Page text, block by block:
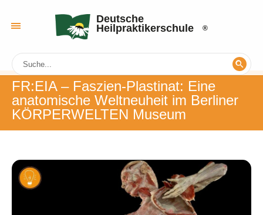
Deutsche
Heilpraktikerschule
FR:EIA – Faszien-Plastinat: Eine
anatomische Weltneuheit im Berliner
KÖRPERWELTEN Museum